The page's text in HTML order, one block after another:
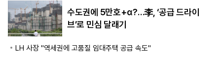
수도권에 5만호+α?…李, ‘공급 드라이
브’로 민심 달래기
LH 사장 "역세권에 고품질 임대주택 공급 속도"